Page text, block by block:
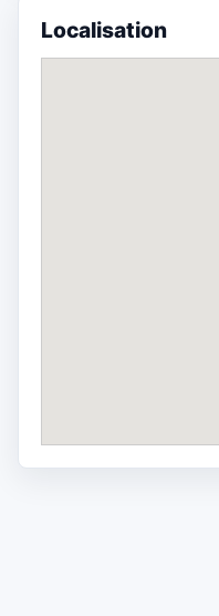
Localisation